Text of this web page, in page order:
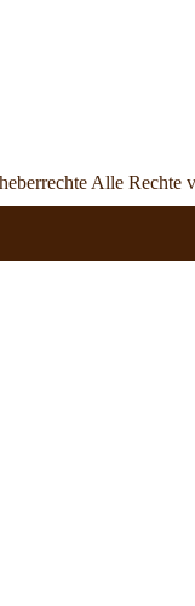
Alle Rechte